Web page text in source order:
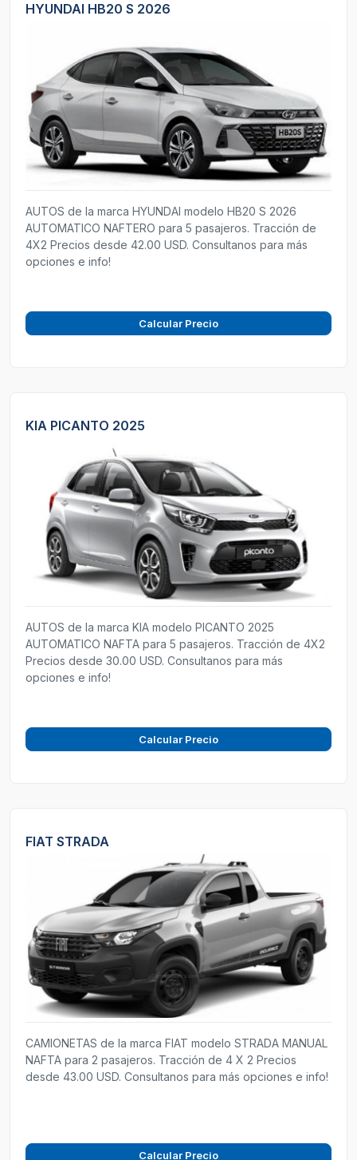
HYUNDAI HB20 S 2026
AUTOS de la marca HYUNDAI modelo HB20 S 2026
AUTOMATICO NAFTERO para 5 pasajeros. Tracción de
4X2 Precios desde 42.00 USD. Consultanos para más
opciones e info!
Calcular Precio
KIA PICANTO 2025
AUTOS de la marca KIA modelo PICANTO 2025
AUTOMATICO NAFTA para 5 pasajeros. Tracción de 4X2
Precios desde 30.00 USD. Consultanos para más
opciones e info!
Calcular Precio
FIAT STRADA
CAMIONETAS de la marca FIAT modelo STRADA MANUAL
NAFTA para 2 pasajeros. Tracción de 4 X 2 Precios
desde 43.00 USD. Consultanos para más opciones e info!
Calcular Precio